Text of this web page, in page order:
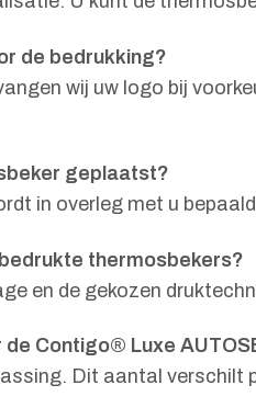
de bedrukking?
wij uw logo bij
geplaatst?
in overleg met u
thermosbekers?
en de gekozen
Contigo® Luxe
Dit aantal verschilt